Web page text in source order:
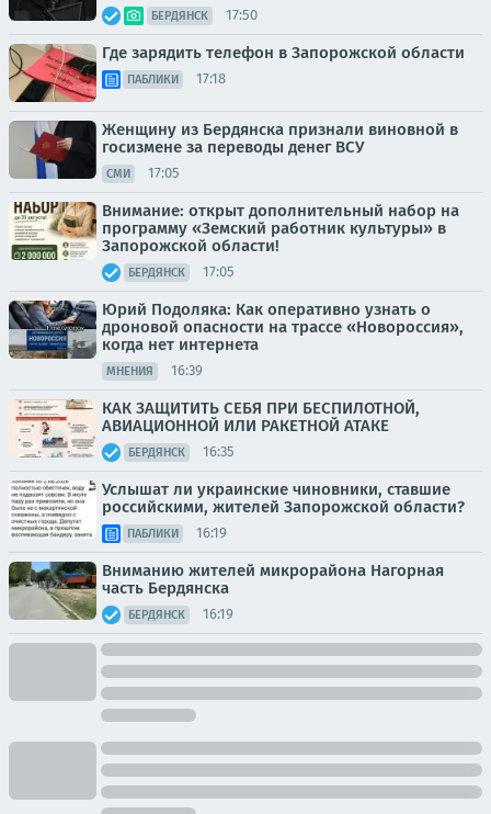
БЕРДЯНСК 17:50
Где зарядить телефон в Запорожской области
ПАБЛИКИ 17:18
Женщину из Бердянска признали виновной в
госизмене за переводы денег ВСУ
СМИ 17:05
Внимание: открыт дополнительный набор на
программу «Земский работник культуры» в
Запорожской области!
БЕРДЯНСК 17:05
Юрий Подоляка: Как оперативно узнать о
дроновой опасности на трассе «Новороссия»,
когда нет интернета
МНЕНИЯ 16:39
КАК ЗАЩИТИТЬ СЕБЯ ПРИ БЕСПИЛОТНОЙ,
АВИАЦИОННОЙ ИЛИ РАКЕТНОЙ АТАКЕ
БЕРДЯНСК 16:35
Услышат ли украинские чиновники, ставшие
российскими, жителей Запорожской области?
ПАБЛИКИ 16:19
Вниманию жителей микрорайона Нагорная
часть Бердянска
БЕРДЯНСК 16:19